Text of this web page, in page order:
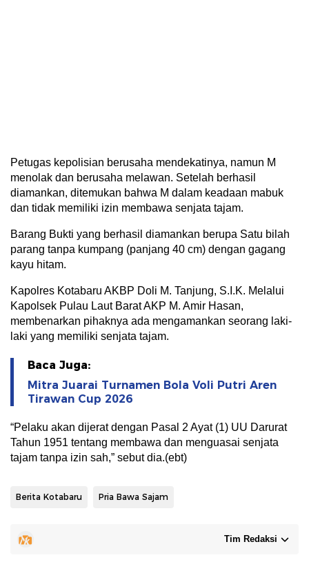
Petugas kepolisian berusaha mendekatinya, namun M
menolak dan berusaha melawan. Setelah berhasil
diamankan, ditemukan bahwa M dalam keadaan mabuk
dan tidak memiliki izin membawa senjata tajam.
Barang Bukti yang berhasil diamankan berupa Satu bilah
parang tanpa kumpang (panjang 40 cm) dengan gagang
kayu hitam.
Kapolres Kotabaru AKBP Doli M. Tanjung, S.I.K. Melalui
Kapolsek Pulau Laut Barat AKP M. Amir Hasan,
membenarkan pihaknya ada mengamankan seorang laki-
laki yang memiliki senjata tajam.
Baca Juga:
Mitra Juarai Turnamen Bola Voli Putri Aren
Tirawan Cup 2026
“Pelaku akan dijerat dengan Pasal 2 Ayat (1) UU Darurat
Tahun 1951 tentang membawa dan menguasai senjata
tajam tanpa izin sah,” sebut dia.(ebt)
Berita Kotabaru Pria Bawa Sajam
Tim Redaksi